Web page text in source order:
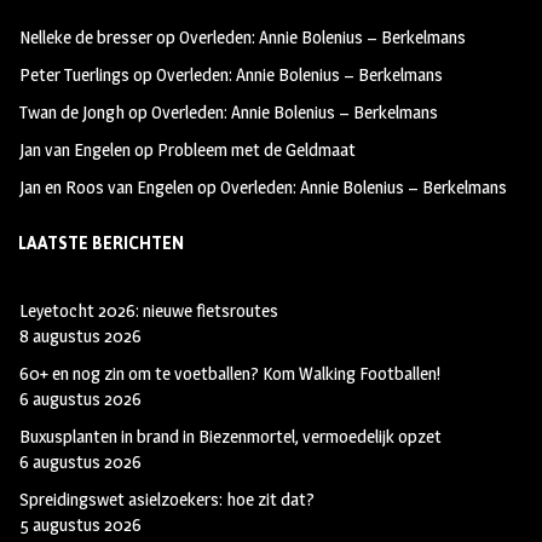
oo
k
m
Nelleke de bresseropOverleden: Annie Bolenius – Berkelmans
Peter Tuerlings opOverleden: Annie Bolenius – Berkelmans
Twan de JonghopOverleden: Annie Bolenius – Berkelmans
Jan van Engelenop Probleem met de Geldmaat
Jan en Roos van EngelenopOverleden: Annie Bolenius – Berkelmans
LAATSTE BERICHTEN
Leyetocht 2026: nieuwe fietsroutes
8 augustus 2026
60+ en nog zin om te voetballen? Kom Walking Footballen!
6 augustus 2026
Buxusplanten in brand in Biezenmortel, vermoedelijk opzet
6 augustus 2026
Spreidingswet asielzoekers: hoe zit dat?
5 augustus 2026